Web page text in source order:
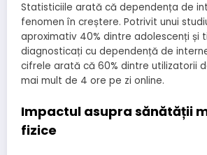
Statisticiile arată că dependența de
fenomen în creștere. Potrivit unui
aproximativ 40% dintre adolescenți și
diagnosticați cu dependență de
cifrele arată că 60% dintre utilizatorii
mai mult de 4 ore pe zi online.
Impactul asupra sănătății
fizice